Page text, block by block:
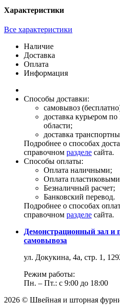
Характеристики
Все характеристики
Наличие
Доставка
Оплата
Информация
Способы доставки:
самовывоз
доставка курьером
области;
доставка
Подробнее о способах
справочном разделе сайта.
Способы оплаты:
Оплата наличными;
Оплата
Безналичный расчет;
Банковский перевод.
Подробнее о способах
справочном разделе сайта.
Демонстрационный зал и
самовывоза
ул. Докукина, 4а, стр. 1,
Режим работы:
Пн. – Пт.: с 9:00 до 18:00
2026 © Швейная и шторная